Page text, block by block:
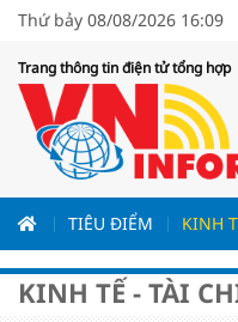
Thứ bảy 08/08/2026 16:09
Trang thông tin điện tử tổng hợp
TIÊU ĐIỂM KINH
KINH TẾ - TÀI